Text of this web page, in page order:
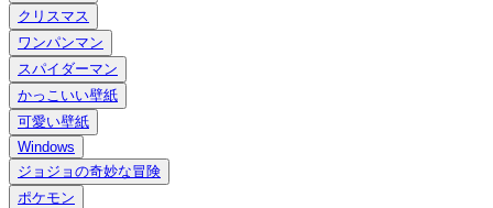
クリスマス
ワンパンマン
スパイダーマン
かっこいい壁紙
可愛い壁紙
Windows
ジョジョの奇妙な冒険
ポケモン